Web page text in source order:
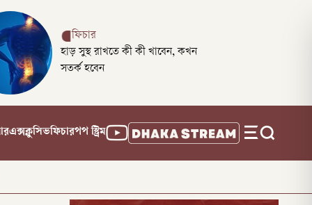
ফিচার
হাড় সুস্থ রাখতে কী কী খাবেন, কখন
সতর্ক হবেন
এক্সক্লুসিভফিচারপপ স্ট্রিম